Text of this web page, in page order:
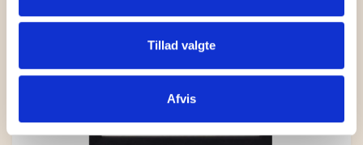
Tillad valgte
Afvis